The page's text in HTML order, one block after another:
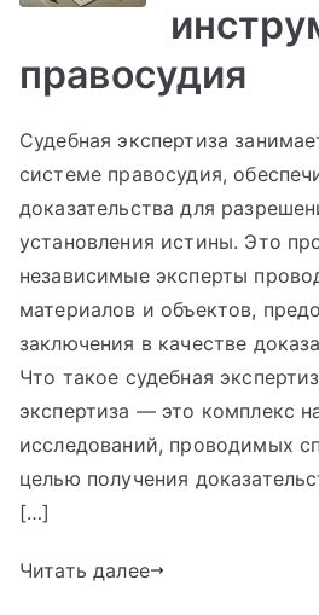
правосудия
Судебная экспертиза
системе правосудия,
доказательства для
установления истины. Это
независимые эксперты
материалов и объектов,
заключения в качестве
Что такое судебная
экспертиза — это комплекс
исследований, проводимых
целью получения
[…]
Читать далее